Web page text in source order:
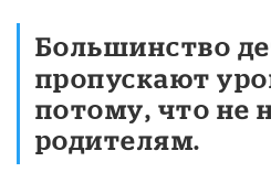
Большинство
пропускают
потому, что не
родителям.